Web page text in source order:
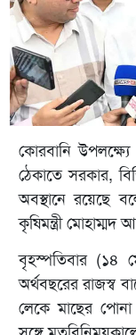
কোরবানি
ঠেকাতে সরকার,
অবস্থানে রয়েছে
কৃষিমন্ত্রী মোহাম্মদ
বৃহস্পতিবার (১৪
অর্থবছরের রাজস্ব
লেকে মাছের